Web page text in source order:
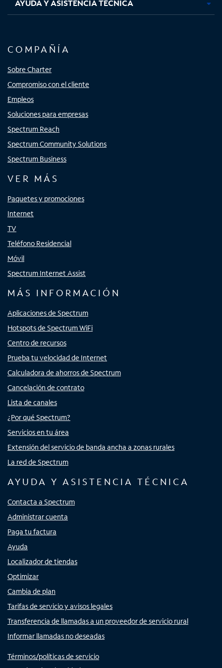
AYUDA Y ASISTENCIA TÉCNICA
COMPAÑÍA
Sobre Charter
Compromiso con el cliente
Empleos
Soluciones para empresas
Spectrum Reach
Spectrum Community Solutions
Spectrum Business
VER MÁS
Paquetes y promociones
Internet
TV
Teléfono Residencial
Móvil
Spectrum Internet Assist
MÁS INFORMACIÓN
Aplicaciones de Spectrum
Hotspots de Spectrum WiFi
Centro de recursos
Prueba tu velocidad de Internet
Calculadora de ahorros de Spectrum
Cancelación de contrato
Lista de canales
¿Por qué Spectrum?
Servicios en tu área
Extensión del servicio de banda ancha a zonas rurales
La red de Spectrum
AYUDA Y ASISTENCIA TÉCNICA
Contacta a Spectrum
Administrar cuenta
Paga tu factura
Ayuda
Localizador de tiendas
Optimizar
Cambia de plan
Tarifas de servicio y avisos legales
Transferencia de llamadas a un proveedor de servicio rural
Informar llamadas no deseadas
Términos/políticas de servicio